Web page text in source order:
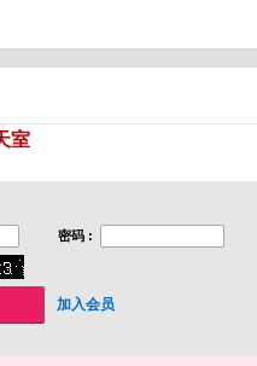
室
密码 :
加入会员